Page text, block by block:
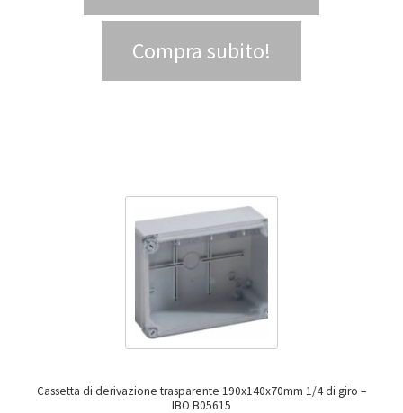
Compra subito!
Cassetta di derivazione trasparente 190x140x70mm 1/4 di giro –
IBO B05615